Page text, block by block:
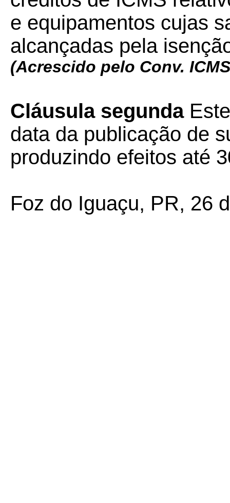
e equipamentos cujas
alcançadas pela
(Acrescido pelo Conv.
Cláusula segunda
data da publicação de
produzindo efeitos até
Foz do Iguaçu, PR, 26